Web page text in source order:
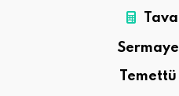
Sermaye
Temettü